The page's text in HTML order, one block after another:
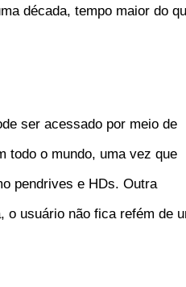
década, tempo maior do
ser acessado por meio de
todo o mundo, uma vez que
pendrives e HDs. Outra
o usuário não fica refém de